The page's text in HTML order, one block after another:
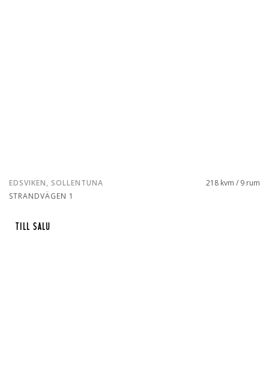
EDSVIKEN, SOLLENTUNA
STRANDVÄGEN 1
218 kvm / 9 rum
TILL SALU